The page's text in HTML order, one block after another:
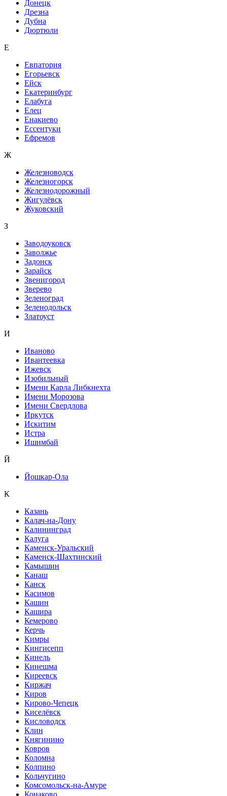
Донецк
Дрезна
Дубна
Дюртюли
Е
Евпатория
Егорьевск
Ейск
Екатеринбург
Елабуга
Елец
Енакиево
Ессентуки
Ефремов
Ж
Железноводск
Железногорск
Железнодорожный
Жигулёвск
Жуковский
З
Заводоуковск
Заволжье
Задонск
Зарайск
Звенигород
Зверево
Зеленоград
Зеленодольск
Златоуст
И
Иваново
Ивантеевка
Ижевск
Изобильный
Имени Карла Либкнехта
Имени Морозова
Имени Свердлова
Иркутск
Искитим
Истра
Ишимбай
Й
Йошкар-Ола
К
Казань
Калач-на-Дону
Калининград
Калуга
Каменск-Уральский
Каменск-Шахтинский
Камышин
Канаш
Канск
Касимов
Кашин
Кашира
Кемерово
Керчь
Кимры
Кингисепп
Кинель
Кинешма
Киреевск
Киржач
Киров
Кирово-Чепецк
Киселёвск
Кисловодск
Клин
Княгинино
Ковров
Коломна
Колпино
Кольчугино
Комсомольск-на-Амуре
Конаково